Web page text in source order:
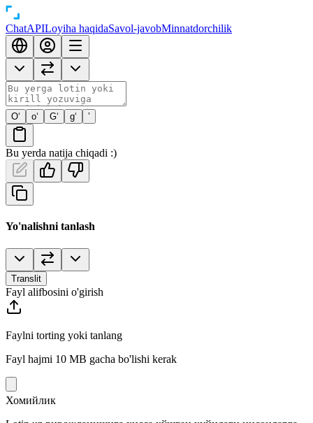
ChatAPILoyiha haqidaSavol-javobMinnatdorchilik
O‘ o‘ G‘ g‘ ’
Bu yerda natija chiqadi :)
Yo'nalishni tanlash
Translit
Fayl alifbosini o'girish
Faylni torting yoki tanlang
Fayl hajmi 10 MB gacha bo'lishi kerak
Хомийлик